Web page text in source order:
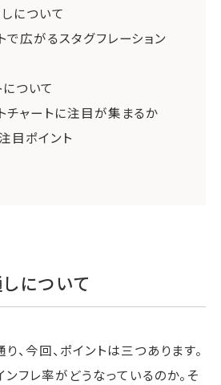
について
で広がるスタグフレーション
について
チャートに注目が集まるか
目ポイント
について
、今回、ポイントは三つあります。
フレ率がどうなっているのか。そ